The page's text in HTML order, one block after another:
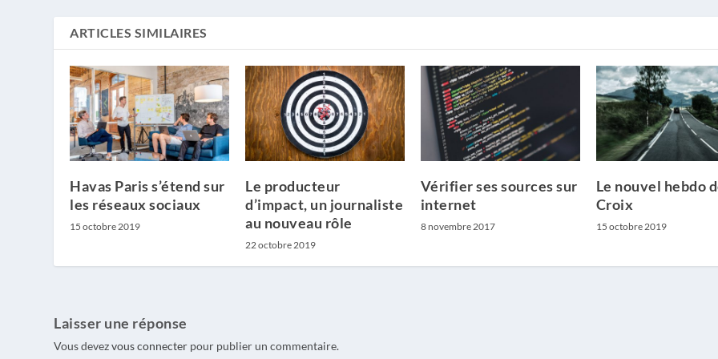
ARTICLES SIMILAIRES
Havas Paris s’étend sur
les réseaux sociaux
15 octobre 2019
Le producteur
d’impact, un journaliste
au nouveau rôle
22 octobre 2019
Vérifier ses sources sur
internet
8 novembre 2017
Le nouvel hebdo
Croix
15 octobre 2019
Laisser une réponse
Vous devezvous connecter pour publier un commentaire.